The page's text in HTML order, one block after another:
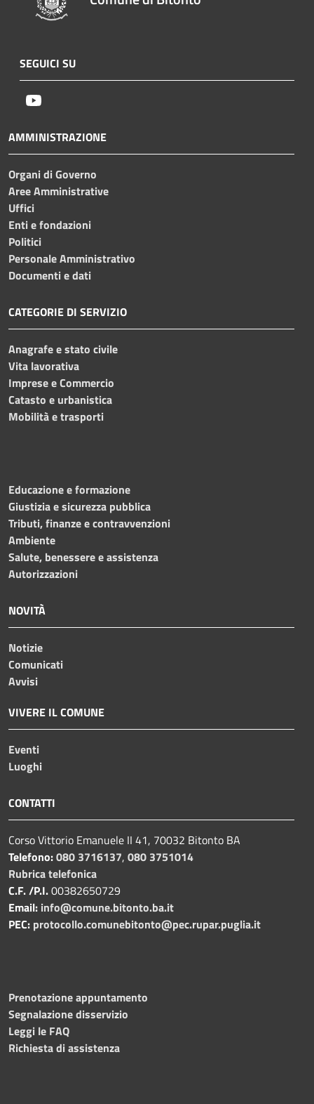
SEGUICI SU
AMMINISTRAZIONE
Organi di Governo
Aree Amministrative
Uffici
Enti e fondazioni
Politici
Personale Amministrativo
Documenti e dati
CATEGORIE DI SERVIZIO
Anagrafe e stato civile
Vita lavorativa
Imprese e Commercio
Catasto e urbanistica
Mobilità e trasporti
Educazione e formazione
Giustizia e sicurezza pubblica
Tributi, finanze e contravvenzioni
Ambiente
Salute, benessere e assistenza
Autorizzazioni
NOVITÀ
Notizie
Comunicati
Avvisi
VIVERE IL COMUNE
Eventi
Luoghi
CONTATTI
Corso Vittorio Emanuele II 41, 70032 Bitonto BA
Telefono:080 3716137, 080 3751014
Rubrica telefonica
C.F. /P.I.00382650729
Email: info@comune.bitonto.ba.it
PEC: protocollo.comunebitonto@pec.rupar.puglia.it
Prenotazione appuntamento
Segnalazione disservizio
Leggi le FAQ
Richiesta di assistenza